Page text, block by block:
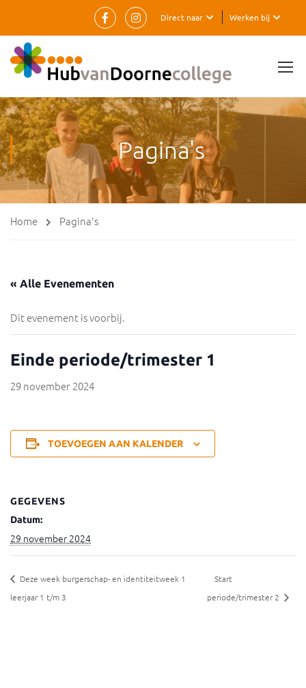
Werken bij
Direct naar
Pagina's
Home Pagina's
« Alle Evenementen
Dit evenement is voorbij.
Einde periode/trimester 1
29 november 2024
TOEVOEGEN AAN KALENDER
GEGEVENS
Datum:
29 november 2024
Deze week burgerschap- en identiteitweek 1
leerjaar 1 t/m 3
Start
periode/trimester 2